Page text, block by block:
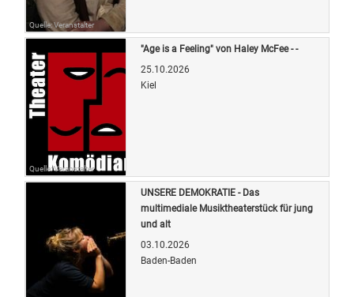
Quelle: Veranstalter
Quelle: Veranstalter
"Age is a Feeling" von Haley McFee - -
25.10.2026
Kiel
UNSERE DEMOKRATIE - Das
multimediale Musiktheaterstück für jung
und alt
03.10.2026
Baden-Baden